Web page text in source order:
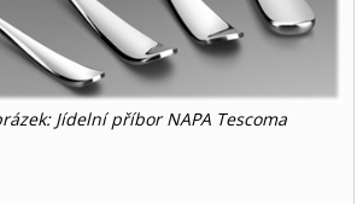
Jídelní příbor NAPA Tescoma